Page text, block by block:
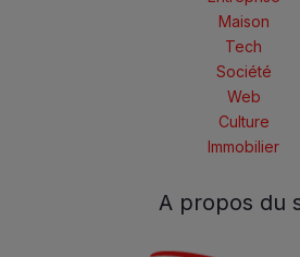
Maison
Tech
Société
Web
Culture
Immobilier
A propos du